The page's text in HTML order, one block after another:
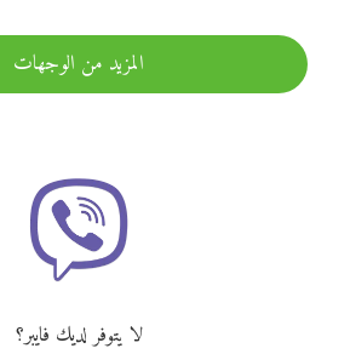
المزيد من الوجهات
لا يتوفر لديك فايبر؟